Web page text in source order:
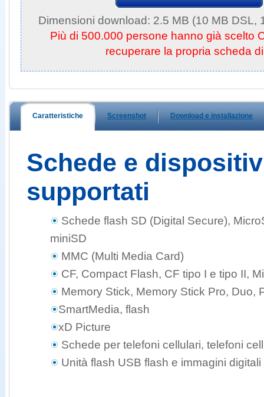
Dimensioni download: 2.5 MB (10 MB DSL,
Più di 500.000 persone hanno già scelto
recuperare la propria scheda
Caratteristiche Screenshot Download e installazione
Schede e
supportati
Schede flash SD (Digital Secure),
miniSD
MMC (Multi Media Card)
CF, Compact Flash, CF tipo I e tipo II,
Memory Stick, Memory Stick Pro, Duo,
SmartMedia, flash
xD Picture
Schede per telefoni cellulari, telefoni
Unità flash USB flash e immagini digitali